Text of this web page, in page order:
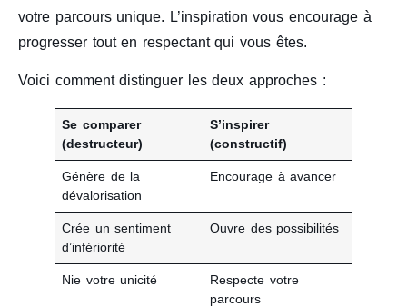
votre parcours unique. L’inspiration vous encourage à
progresser tout en respectant qui vous êtes.
Voici comment distinguer les deux approches :
Se comparer
(destructeur)
S’inspirer
(constructif)
Génère de la
dévalorisation
Encourage à avancer
Crée un sentiment
d’infériorité
Ouvre des possibilités
Nie votre unicité
Respecte votre
parcours